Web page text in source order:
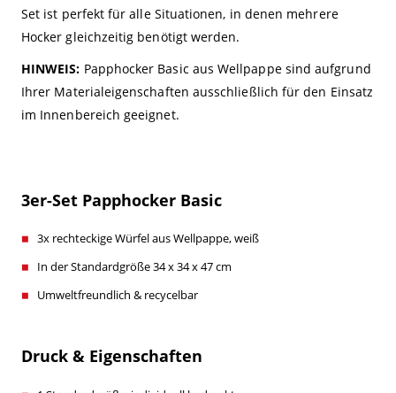
Set ist perfekt für alle Situationen, in denen mehrere
Hocker gleichzeitig benötigt werden.
HINWEIS: Papphocker Basic aus Wellpappe sind aufgrund
Ihrer Materialeigenschaften ausschließlich für den Einsatz
im Innenbereich geeignet.
3er-Set Papphocker Basic
3x rechteckige Würfel aus Wellpappe, weiß
In der Standardgröße 34 x 34 x 47 cm
Umweltfreundlich & recycelbar
Druck & Eigenschaften